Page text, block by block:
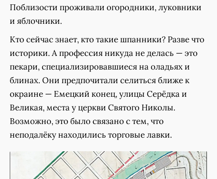
Поблизости проживали огородники, луковники
и яблочники.
Кто сейчас знает, кто такие шпанники? Разве что
историки. А профессия никуда не делась — это
пекари, специализировавшиеся на оладьях и
блинах. Они предпочитали селиться ближе к
окраине — Емецкий конец, улицы Серёдка и
Великая, места у церкви Святого Николы.
Возможно, это было связано с тем, что
неподалёку находились торговые лавки.